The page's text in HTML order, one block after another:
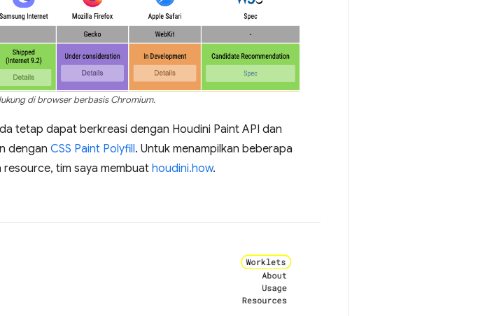
di browser berbasis Chromium.
tetap dapat berkreasi dengan Houdini Paint API dan
dengan CSS Paint Polyfill. Untuk menampilkan beberapa
tim saya membuathoudini.how.